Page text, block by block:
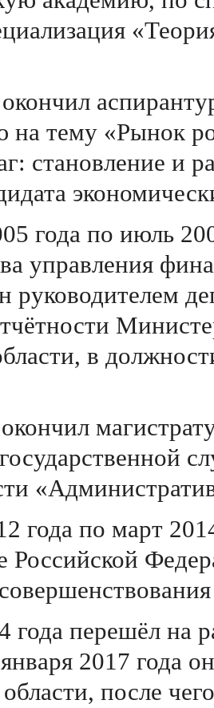
на тему «Рынок
становление и
года по июль
управления
руководителем
в
года по март
Российской
года перешёл на
2017 года
после